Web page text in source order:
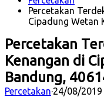
Percetakan
Cipadung Wetan
Percetakan
Kenangan di
Bandung,
Percetakan·24/08/2019